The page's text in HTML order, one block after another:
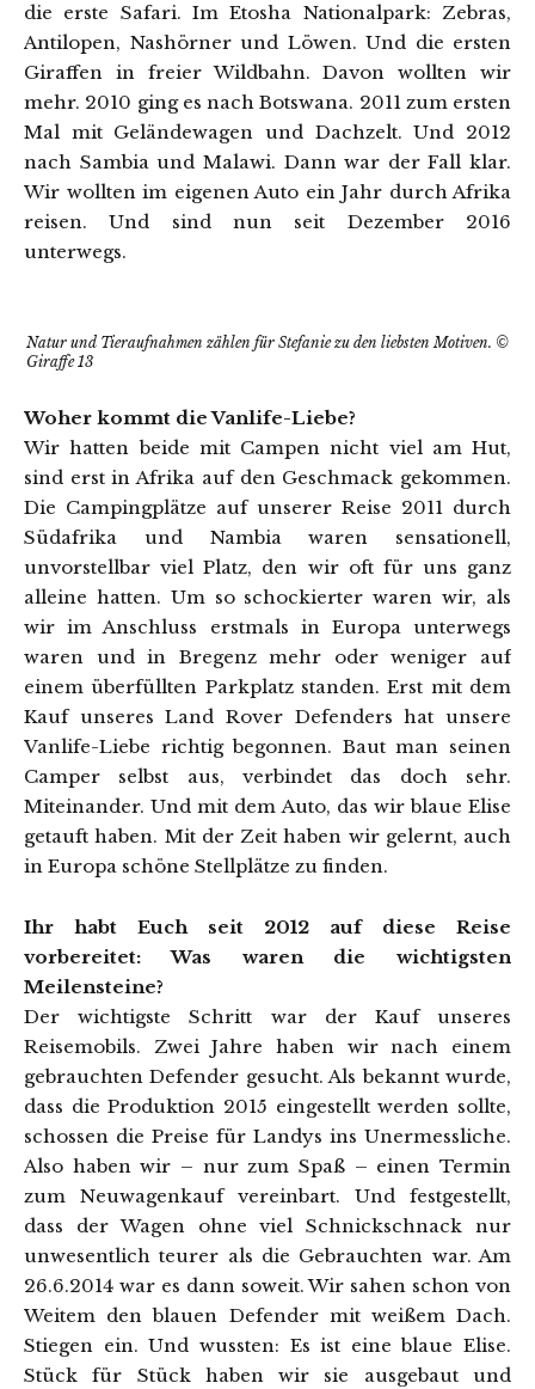
die erste Safari. Im Etosha Nationalpark: Zebras,
Antilopen, Nashörner und Löwen. Und die ersten
Giraffen in freier Wildbahn. Davon wollten wir
mehr. 2010 ging es nach Botswana. 2011 zum ersten
Mal mit Geländewagen und Dachzelt. Und 2012
nach Sambia und Malawi. Dann war der Fall klar.
Wir wollten im eigenen Auto ein Jahr durch Afrika
reisen. Und sind nun seit Dezember 2016
unterwegs.
Natur und Tieraufnahmen zählen für Stefanie zu den liebsten Motiven. ©
Giraffe 13
Woher kommt die Vanlife-Liebe?
Wir hatten beide mit Campen nicht viel am Hut,
sind erst in Afrika auf den Geschmack gekommen.
Die Campingplätze auf unserer Reise 2011 durch
Südafrika und Nambia waren sensationell,
unvorstellbar viel Platz, den wir oft für uns ganz
alleine hatten. Um so schockierter waren wir, als
wir im Anschluss erstmals in Europa unterwegs
waren und in Bregenz mehr oder weniger auf
einem überfüllten Parkplatz standen. Erst mit dem
Kauf unseres Land Rover Defenders hat unsere
Vanlife-Liebe richtig begonnen. Baut man seinen
Camper selbst aus, verbindet das doch sehr.
Miteinander. Und mit dem Auto, das wir blaue Elise
getauft haben. Mit der Zeit haben wir gelernt, auch
in Europa schöne Stellplätze zu finden.
Ihr habt Euch seit 2012 auf diese Reise
vorbereitet: Was waren die wichtigsten
Meilensteine?
Der wichtigste Schritt war der Kauf unseres
Reisemobils. Zwei Jahre haben wir nach einem
gebrauchten Defender gesucht. Als bekannt wurde,
dass die Produktion 2015 eingestellt werden sollte,
schossen die Preise für Landys ins Unermessliche.
Also haben wir – nur zum Spaß – einen Termin
zum Neuwagenkauf vereinbart. Und festgestellt,
dass der Wagen ohne viel Schnickschnack nur
unwesentlich teurer als die Gebrauchten war. Am
26.6.2014 war es dann soweit. Wir sahen schon von
Weitem den blauen Defender mit weißem Dach.
Stiegen ein. Und wussten: Es ist eine blaue Elise.
Stück für Stück haben wir sie ausgebaut und